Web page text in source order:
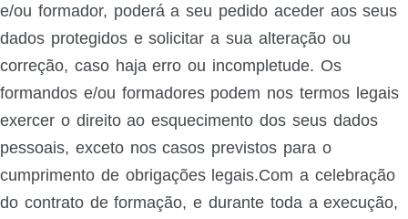
e/ou formador, poderá a seu pedido aceder aos seus
dados protegidos e solicitar a sua alteração ou
correção, caso haja erro ou incompletude. Os
formandos e/ou formadores podem nos termos legais
exercer o direito ao esquecimento dos seus dados
pessoais, exceto nos casos previstos para o
cumprimento de obrigações legais.Com a celebração
do contrato de formação, e durante toda a execução,